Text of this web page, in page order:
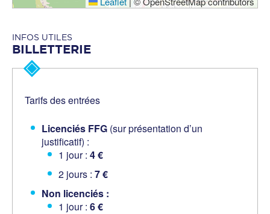
INFOS UTILES
BILLETTERIE
Tarifs des entrées
Licenciés FFG (sur présentation d’un
justificatif) :
1 jour : 4 €
2 jours : 7 €
Non licenciés :
1 jour : 6 €